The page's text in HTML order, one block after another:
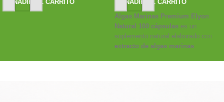
AÑADIR AL CARRITO AÑADIR AL CARRITO
Algas Marinas Premium Elyon
Natural 100 cápsulases un
suplemento natural elaborado con
extracto de algas marinas